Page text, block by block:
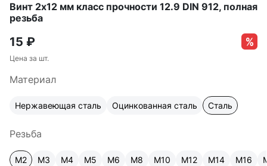
Винт 2х12 мм класс прочности 12.9 DIN 912, полная
резьба
15 ₽
Цена за шт.
Материал
Нержавеющая сталь Оцинкованная сталь Сталь
Резьба
М2 М3 М4 М5 М6 М8 М10 М12 М14 М16